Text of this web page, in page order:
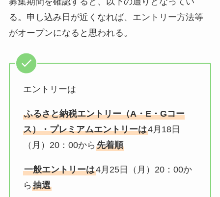
る。申し込み日が近くなれば、エントリー方法等
がオープンになると思われる。
エントリーは
ふるさと納税エントリー（A・E・Gコー
ス）・プレミアムエントリーは4月18日
（月）20：00から 先着順
一般エントリーは4月25日（月）20：00か
ら 抽選